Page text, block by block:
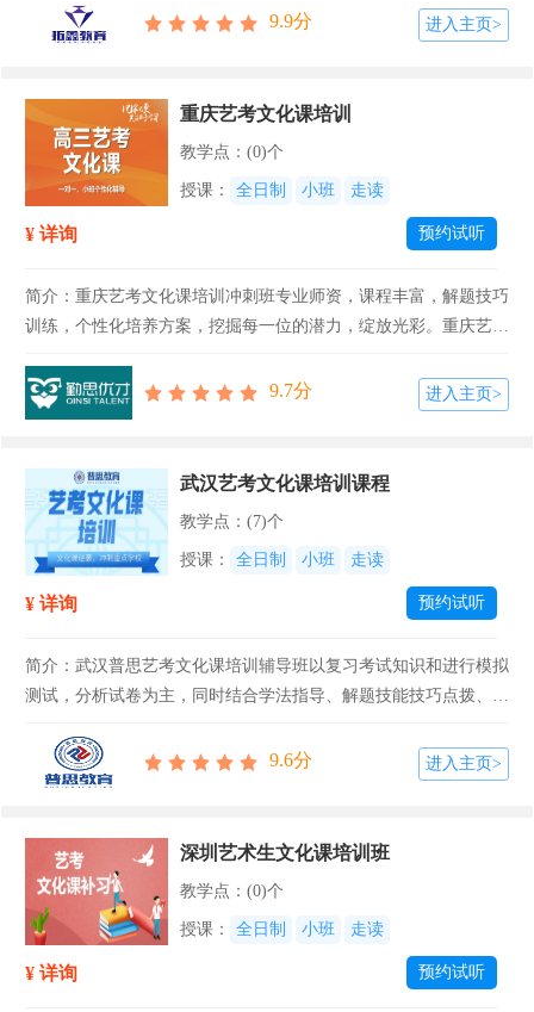
班【招生对象】广东省艺体生（美术/音乐/舞蹈/传媒/书法/体育
等）【课程...
9.9分 进入主页>
重庆艺考文化课培训
教学点：(0)个
授课： 全日制 小班 走读
¥ 详询 预约试听
简介：重庆艺考文化课培训冲刺班专业师资，课程丰富，解题技巧
训练，个性化培养方案，挖掘每一位的潜力，绽放光彩。重庆艺考
竞争力，拓宽专业选择。【课程名称】重庆艺考文化课培训【招生
对象】高中艺术...
9.7分 进入主页>
武汉艺考文化课培训课程
教学点：(7)个
授课： 全日制 小班 走读
¥ 详询 预约试听
简介：武汉普思艺考文化课培训辅导班以复习考试知识和进行模拟
测试，分析试卷为主，同时结合学法指导、解题技能技巧点拨、能
的教学经验，对高考考查范围、试题思路、命题走向、重点考试分
布与变化进行了...
9.6分 进入主页>
深圳艺术生文化课培训班
教学点：(0)个
授课： 全日制 小班 走读
¥ 详询 预约试听